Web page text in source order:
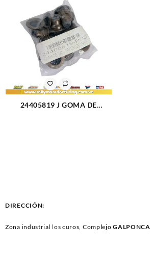
24405819 J GOMA DE
DIRECCIÓN:
Zona industrial los curos, ComplejoGALPONCA